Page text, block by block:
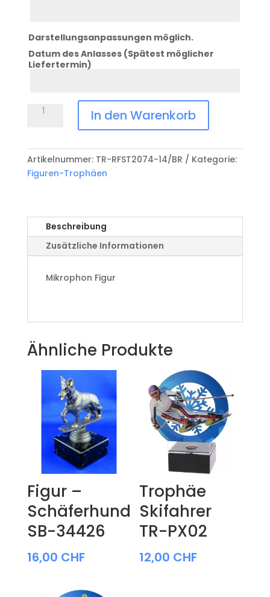
Darstellungsanpassungen möglich.
Datum des Anlasses (Spätest möglicher
Liefertermin)
Trophäe
RFST2074
Menge
In den Warenkorb
Artikelnummer: TR-RFST2074-14/BR
Kategorie:
Figuren-Trophäen
Beschreibung
Zusätzliche Informationen
Mikrophon Figur
Ähnliche Produkte
Figur –
Schäferhund
SB-34426
16,00 CHF
Trophäe
Skifahrer
TR-PX02
12,00 CHF